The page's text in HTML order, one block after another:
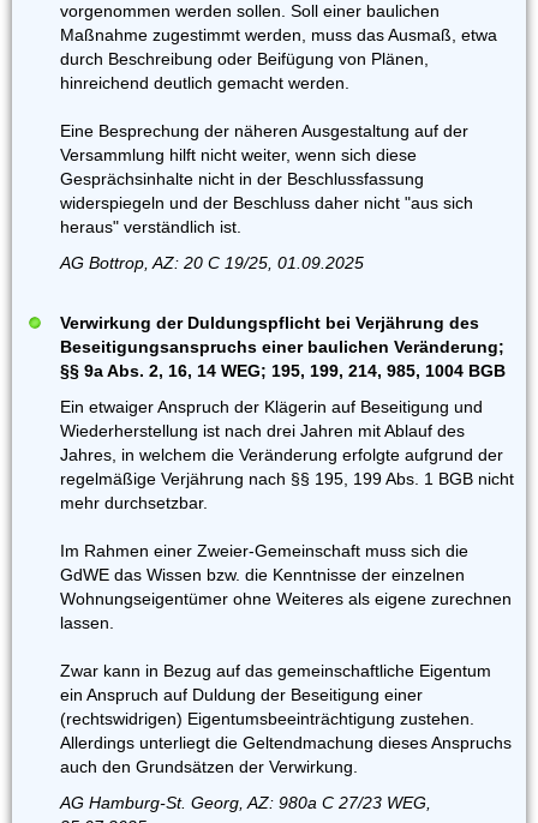
vorgenommen werden sollen. Soll einer baulichen
Maßnahme zugestimmt werden, muss das Ausmaß, etwa
durch Beschreibung oder Beifügung von Plänen,
hinreichend deutlich gemacht werden.
Eine Besprechung der näheren Ausgestaltung auf der
Versammlung hilft nicht weiter, wenn sich diese
Gesprächsinhalte nicht in der Beschlussfassung
widerspiegeln und der Beschluss daher nicht "aus sich
heraus" verständlich ist.
AG Bottrop, AZ: 20 C 19/25, 01.09.2025
Verwirkung der Duldungspflicht bei Verjährung des
Beseitigungsanspruchs einer baulichen Veränderung;
§§ 9a Abs. 2, 16, 14 WEG; 195, 199, 214, 985, 1004 BGB
Ein etwaiger Anspruch der Klägerin auf Beseitigung und
Wiederherstellung ist nach drei Jahren mit Ablauf des
Jahres, in welchem die Veränderung erfolgte aufgrund der
regelmäßige Verjährung nach §§ 195, 199 Abs. 1 BGB nicht
mehr durchsetzbar.
Im Rahmen einer Zweier-Gemeinschaft muss sich die
GdWE das Wissen bzw. die Kenntnisse der einzelnen
Wohnungseigentümer ohne Weiteres als eigene zurechnen
lassen.
Zwar kann in Bezug auf das gemeinschaftliche Eigentum
ein Anspruch auf Duldung der Beseitigung einer
(rechtswidrigen) Eigentumsbeeinträchtigung zustehen.
Allerdings unterliegt die Geltendmachung dieses Anspruchs
auch den Grundsätzen der Verwirkung.
AG Hamburg-St. Georg, AZ: 980a C 27/23 WEG,